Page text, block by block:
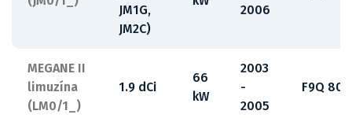
JM1G,
JM2C)
2006
MEGANE II
limuzína
(LM0/1_)
1.9 dCi
66
kW
2003
-
2005
F9Q 808